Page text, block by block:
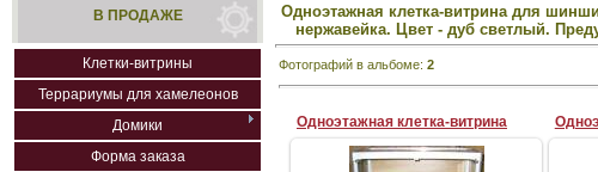
В ПРОДАЖЕ
Клетки-витрины
Террариумы для хамелеонов
Домики
Форма заказа
Одноэтажная клетка-витрина для
нержавейка. Цвет - дуб светлый.
Фотографий в альбоме: 2
Одноэтажная клетка-витрина